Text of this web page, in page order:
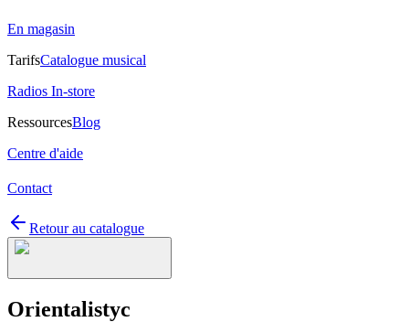
En magasin
TarifsCatalogue musical
Radios In-store
RessourcesBlog
Centre d'aide
Contact
Retour au catalogue
Orientalistyc